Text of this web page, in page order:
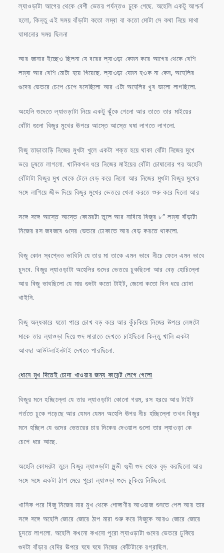
ল্যাওড়াটা আগের থেকে বেশী ভেতর পর্যন্তও ঢুকে গেছে. অহেলি একটু আশ্চর্য
হলো, কিন্তু এই সময় বাঁড়াটা কতো লম্বা বা কতো মোটা সে কথা নিয়ে মাথা
ঘামানোর সময় ছিলনা
আর জানার ইচ্ছেও ছিলনা যে বরের ল্যাওড়া কেমন করে আগের থেকে বেশি
লম্বা আর বেশি মোটা হয়ে গিয়েছে. ল্যাওড়া যেমন হওক না কেন, অহেলির
গুদের ভেতরে চেপে চেপে বসেছিলো আর এটা অহেলির খুব ভালো লাগছিলো.
অহেলি গুদেতে ল্যাওড়াটা নিয়ে একটু ঝুঁকে গেলো আর তাতে তার মাইয়ের
বোঁটা গুলো বিজুর মুখের ঊপরে আস্তে আস্তে ঘষা লাগতে লাগলো.
বিজু তাড়াতাড়ি নিজের মুখটা খুলে একটা শক্ত হয়ে থাকা বোঁটা নিজের মুখে
ভরে চুষতে লাগলো. খানিকখন ধরে নিজের মাইয়ের বোঁটা চোষানোর পর অহেলি
বোঁটাটা বিজুর মুখ থেকে টেনে বেড় করে নিলো আর নিজের মুখটা বিজুর মুখের
সঙ্গে লাগিয়ে জীভ দিয়ে বিজুর মুখের ভেতরে খেলা করতে শুরু করে দিলো আর
সঙ্গে সঙ্গে আস্তে আস্তে কোমরটা তুলে আর নাবিয়ে বিজুর ৮” লম্বা বাঁড়াটা
নিজের রস জবজবে গুদের ভেতরে ঢোকাতে আর বেড় করতে থাকলো.
বিজু কোন স্বপ্নেও ভাবিনি যে তার মা তাকে এমন ভাবে নীচে ফেলে এমন ভাবে
চুদবে. বিজুর ল্যাওড়াটা অহেলির গুদের ভেতরে ঢুকছিলো আর বেড় হোচিল্লো
আর বিজু ভাবছিলো যে মার গুদটা কতো টাইট, জেনো কতো দিন ধরে চোদা
খাইনি.
বিজু অন্ধকারে যতো পারে চোখ বড় করে আর কুঁচকিয়ে নিজের ঊপরে লেঙ্গটো
মাকে তার ল্যাওড়া দিয়ে গুদ মারাতে দেখতে চাইছিলো কিন্তু খালি একটা
আবছা আউটলাইনটাই দেখতে পারছিলো.
ধোনে মুখ দিতেই চোদা খাওয়ার জন্য কারেন্ট লেগে গেলো
বিজুর মনে হচ্ছিল্লো যে তার ল্যাওড়াটা কোনো গরম, রস হররে আর টাইট
গর্ততে ঢুকে পড়েছে আর যেমন যেমন অহেলি ঊপর নীচ হচ্ছিল্লো তখন বিজুর
মনে হচ্ছিল যে গুদের ভেতরের চার দিকের দেওয়াল গুলো তার ল্যাওড়া কে
চেপে ধরে আছে.
অহেলি কোমরটা তুলে বিজুর ল্যাওড়াটা মুন্ডী ওব্দী গুদ থেকে বৃড় করছিলো আর
সঙ্গে সঙ্গে একটা ঠাপ মেরে পুরো ল্যাওড়া গুদে ঢুকিয়ে নিচ্ছিলো.
খানিক পরে বিজু নিজের মার মুখ থেকে গোঙ্গাণীর আওয়াজ শুনতে পেল আর তার
সঙ্গে সঙ্গে অহেলি জোরে জোরে ঠাপ মারা শুরু করে বিজুকে আরও জোরে জোরে
চুদতে লাগলো. অহেলি কখনো কখনো পুরো ল্যাওড়াটা গুদের ভেতরে ঢুকিয়ে
গুদটা বাঁড়ার বেদির ঊপরে ঘষে ঘষে নিজের কোঁটটাকে রগ্রাছিল.